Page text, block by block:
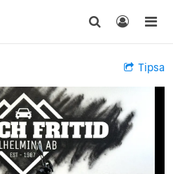
Tipsa